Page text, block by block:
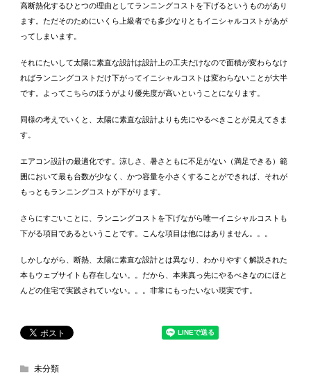
高断熱化するひとつの理由としてランニングコストを下げるというものがあり
ます。ただそのためにいくら上級者でも多少なりともイニシャルコストがあが
ってしまいます。
それにたいして太陽に素直な設計は設計上の工夫だけなので面積が変わらなけ
ればランニングコストだけ下がってイニシャルコストは変わらないことが大半
です。よってこちらのほうがより優先度が高いということになります。
同様の考えでいくと、太陽に素直な設計よりも先にやるべきことが見えてきま
す。
エアコン設計の最適化です。涼しさ、暑さともに不足がない（満足できる）範
囲において最も台数が少なく、かつ容量を小さくすることができれば、それが
もっともランニングコストが下がります。
さらにすごいことに、ランニングコストを下げながら唯一イニシャルコストも
下がる項目であるということです。こんな項目は他にはありません。。。
しかしながら、断熱、太陽に素直な設計とは異なり、わかりやすく解説された
本もウェブサイトも存在しない。。だから、本来真っ先にやるべきなのにほと
んどの住宅で実践されていない。。。非常にもったいない現実です。
未分類